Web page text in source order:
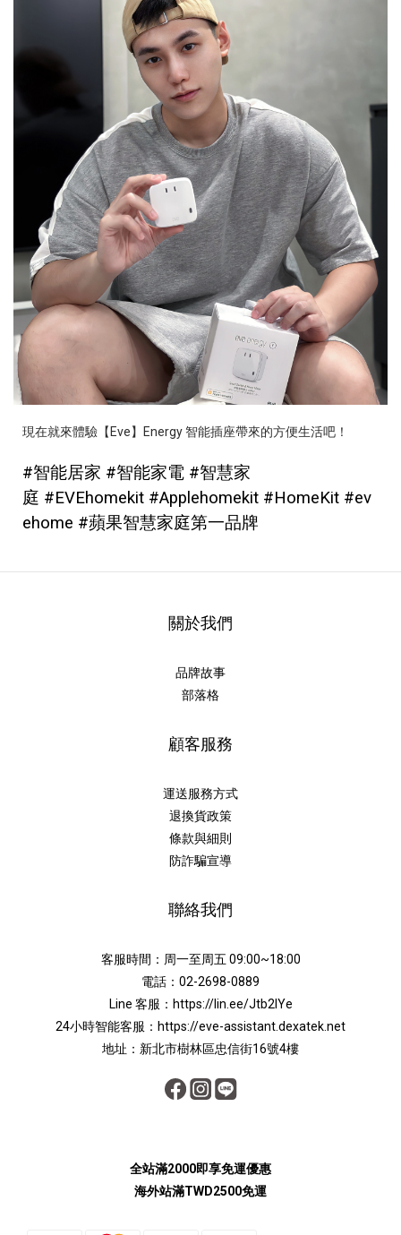
現在就來體驗【Eve】Energy 智能插座帶來的方便生活吧！
#智能居家 #智能家電 #智慧家
庭 #EVEhomekit #Applehomekit #HomeKit #ev
ehome #蘋果智慧家庭第一品牌
關於我們
品牌故事
部落格
顧客服務
運送服務方式
退換貨政策
條款與細則
防詐騙宣導
聯絡我們
客服時間：周一至周五 09:00~18:00
電話：02-2698-0889
Line 客服： https://lin.ee/Jtb2lYe
24小時智能客服： https://eve-assistant.dexatek.net
地址：新北市樹林區忠信街16號4樓
全站滿2000即享免運優惠
海外站滿TWD2500免運